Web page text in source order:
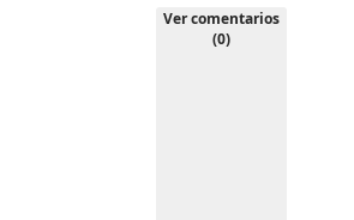
Ver comentarios
(0)